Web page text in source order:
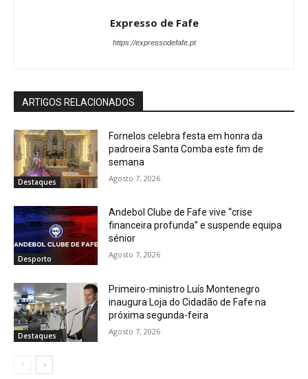
Expresso de Fafe
https://expressodefafe.pt
ARTIGOS RELACIONADOS
Destaques
Fornelos celebra festa em honra da
padroeira Santa Comba este fim de
semana
Agosto 7, 2026
Desporto
Andebol Clube de Fafe vive “crise
financeira profunda” e suspende equipa
sénior
Agosto 7, 2026
Destaques
Primeiro-ministro Luís Montenegro
inaugura Loja do Cidadão de Fafe na
próxima segunda-feira
Agosto 7, 2026